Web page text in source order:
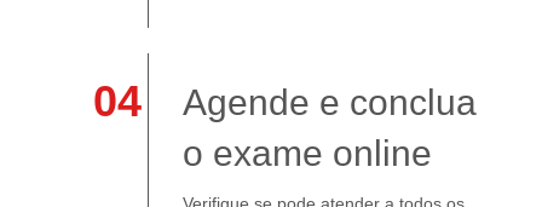
04
Agende e conclua
o exame online